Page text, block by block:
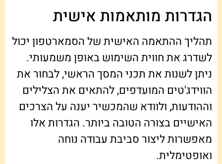
הגדרות מותאמות אישית
תהליך ההתאמה האישית של הסמארטפון יכול
לשדרג את חווית השימוש באופן משמעותי.
ניתן לשנות את תכני המסך הראשי, לבחור את
הווידג'טים המועדפים, להתאים את הצלילים
וההודעות, ולוודא שהמכשיר יענה על הצרכים
האישיים בצורה הטובה ביותר. הגדרות אלו
מאפשרות ליצור סביבת עבודה נוחה
ואופטימלית.